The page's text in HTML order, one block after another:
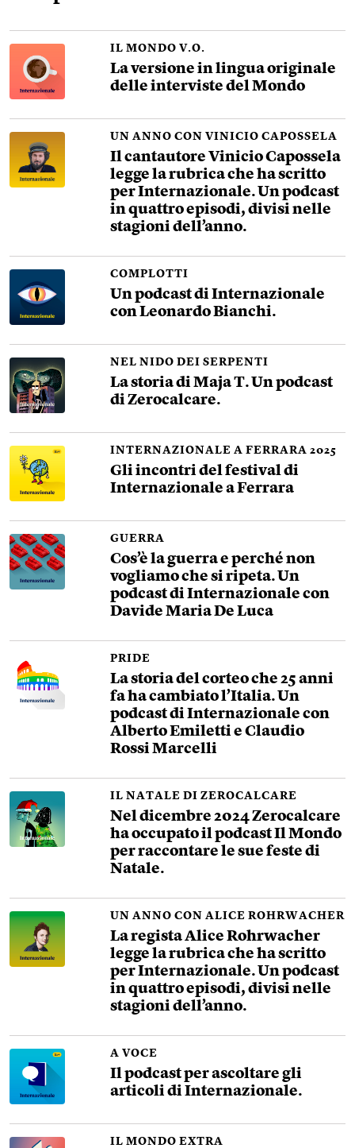
IL MONDO V.O.
La versione in lingua originale
delle interviste del Mondo
UN ANNO CON VINICIO CAPOSSELA
Il cantautore Vinicio Capossela
legge la rubrica che ha scritto
per Internazionale. Un podcast
in quattro episodi, divisi nelle
stagioni dell’anno.
COMPLOTTI
Un podcast di Internazionale
con Leonardo Bianchi.
NEL NIDO DEI SERPENTI
La storia di Maja T. Un podcast
di Zerocalcare.
INTERNAZIONALE A FERRARA 2025
Gli incontri del festival di
Internazionale a Ferrara
GUERRA
Cos’è la guerra e perché non
vogliamo che si ripeta. Un
podcast di Internazionale con
Davide Maria De Luca
PRIDE
La storia del corteo che 25 anni
fa ha cambiato l’Italia. Un
podcast di Internazionale con
Alberto Emiletti e Claudio
Rossi Marcelli
IL NATALE DI ZEROCALCARE
Nel dicembre 2024 Zerocalcare
ha occupato il podcast Il Mondo
per raccontare le sue feste di
Natale.
UN ANNO CON ALICE ROHRWACHER
La regista Alice Rohrwacher
legge la rubrica che ha scritto
per Internazionale. Un podcast
in quattro episodi, divisi nelle
stagioni dell’anno.
A VOCE
Il podcast per ascoltare gli
articoli di Internazionale.
IL MONDO EXTRA